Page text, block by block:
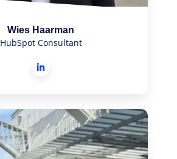
Wies Haarman
HubSpot Consultant